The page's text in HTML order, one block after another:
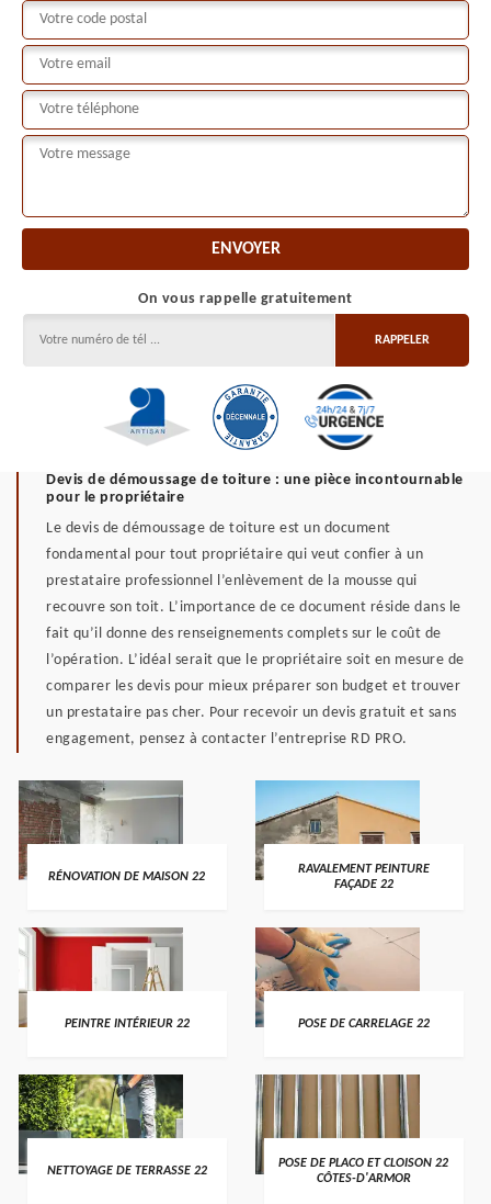
On vous rappelle gratuitement
Devis de démoussage de toiture : une pièce incontournable
pour le propriétaire
Le devis de démoussage de toiture est un document
fondamental pour tout propriétaire qui veut confier à un
prestataire professionnel l’enlèvement de la mousse qui
recouvre son toit. L’importance de ce document réside dans le
fait qu’il donne des renseignements complets sur le coût de
l’opération. L’idéal serait que le propriétaire soit en mesure de
comparer les devis pour mieux préparer son budget et trouver
un prestataire pas cher. Pour recevoir un devis gratuit et sans
engagement, pensez à contacter l’entreprise RD PRO.
RÉNOVATION DE MAISON 22
RAVALEMENT PEINTURE
FAÇADE 22
PEINTRE INTÉRIEUR 22 POSE DE CARRELAGE 22
NETTOYAGE DE TERRASSE 22
POSE DE PLACO ET CLOISON 22
CÔTES-D'ARMOR